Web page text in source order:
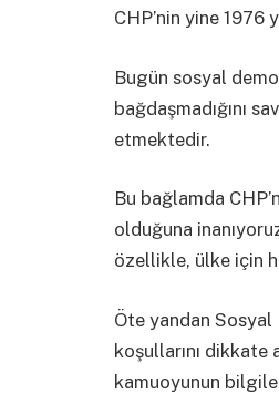
CHP’nin yine 1976
Bugün sosyal
bağdaşmadığını
etmektedir.
Bu bağlamda
olduğuna
özellikle, ülke için
Öte yandan
koşullarını dikkate
kamuoyunun